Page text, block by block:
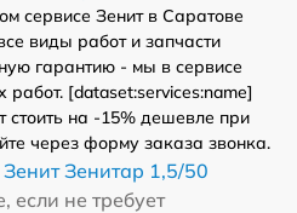
сервисе Зенит в Саратове
виды работ и запчасти
гарантию - мы в сервисе
[dataset:services:name]
стоить на -15% дешевле при
через форму заказа звонка.
Зенитар 1,5/50
если не требует